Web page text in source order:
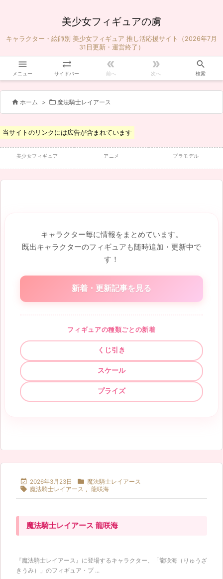
美少女フィギュアの虜
キャラクター・絵師別 美少女フィギュア 推し活応援サイト（2026年7月
31日更新・運営終了）

メニュー

サイドバー

前へ

次へ

検索
 ホーム >  魔法騎士レイアース
当サイトのリンクには広告が含まれています
美少女フィギュア アニメ プラモデル
キャラクター毎に情報をまとめています。
既出キャラクターのフィギュアも随時追加・更新中で
す！
新着・更新記事を見る
フィギュアの種類ごとの新着
くじ引き
スケール
プライズ
 2026年3月23日  魔法騎士レイアース
 魔法騎士レイアース , 龍咲海
魔法騎士レイアース 龍咲海
『魔法騎士レイアース』に登場するキャラクター、「龍咲海（りゅうざ
きうみ）」のフィギュア・プ ...